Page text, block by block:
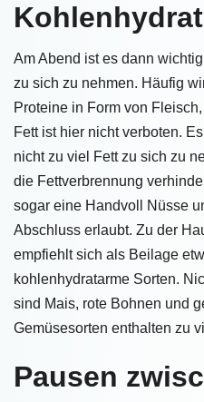
Am Abend ist es dann
zu sich zu nehmen. Häufig
Proteine in Form von
Fett ist hier nicht verboten.
nicht zu viel Fett zu sich zu
die Fettverbrennung
sogar eine Handvoll Nüsse
Abschluss erlaubt. Zu der
empfiehlt sich als Beilage
kohlenhydratarme Sorten.
sind Mais, rote Bohnen und
Gemüsesorten enthalten zu
Pausen